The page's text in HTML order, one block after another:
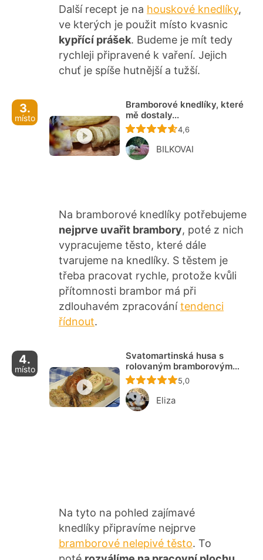
Další recept je na houskové knedlíky,
ve kterých je použit místo kvasnic
kypřící prášek. Budeme je mít tedy
rychleji připravené k vaření. Jejich
chuť je spíše hutnější a tužší.
3.
místo
Bramborové knedlíky, které
mě dostaly...
Recept ještě nebyl
4,6
BILKOVAI
Na bramborové knedlíky potřebujeme
nejprve uvařit brambory, poté z nich
vypracujeme těsto, které dále
tvarujeme na knedlíky. S těstem je
třeba pracovat rychle, protože kvůli
přítomnosti brambor má při
zdlouhavém zpracovánítendenci
řídnout.
4.
místo
Svatomartinská husa s
rolovaným bramborovým
knedlíkem a jablečným zelím
Recept ještě nebyl
5,0
Eliza
Na tyto na pohled zajímavé
knedlíky připravíme nejprve
bramborové nelepivé těsto. To